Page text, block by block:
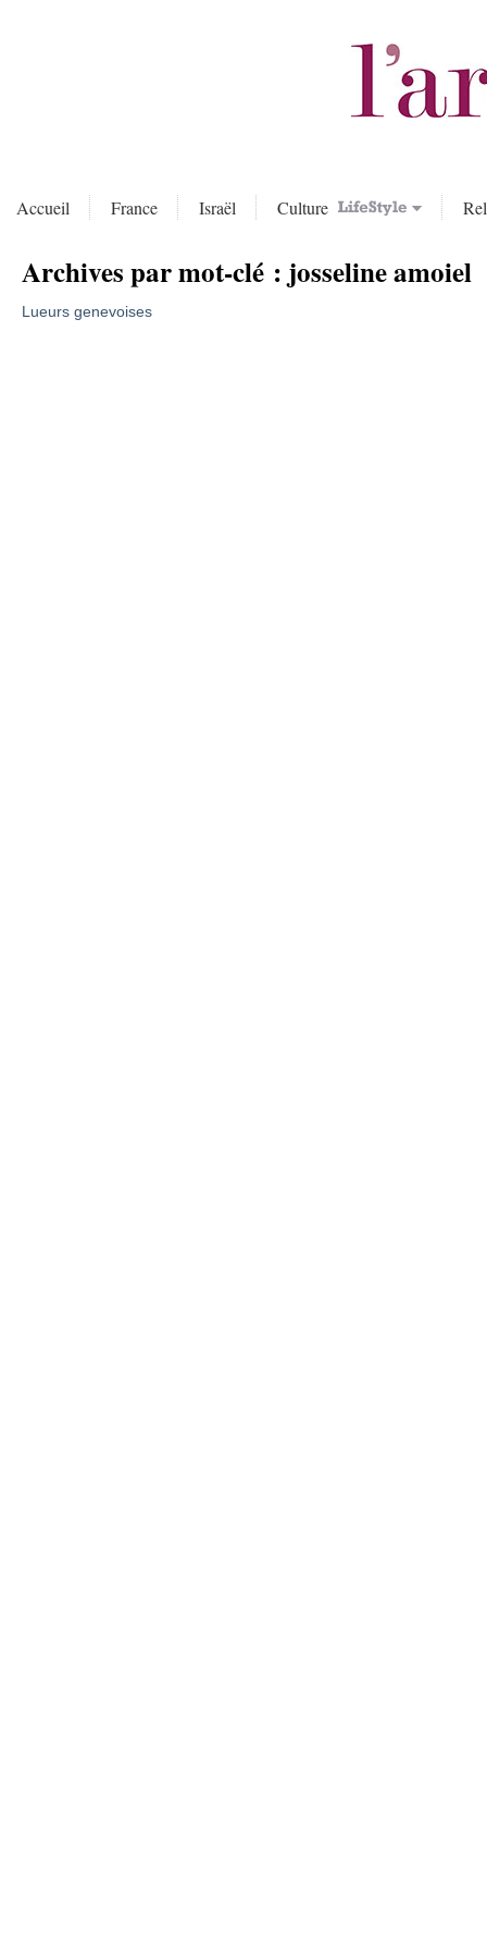
Accueil France Israël Culture
Archives par mot-clé : josseline amoiel
Lueurs genevoises